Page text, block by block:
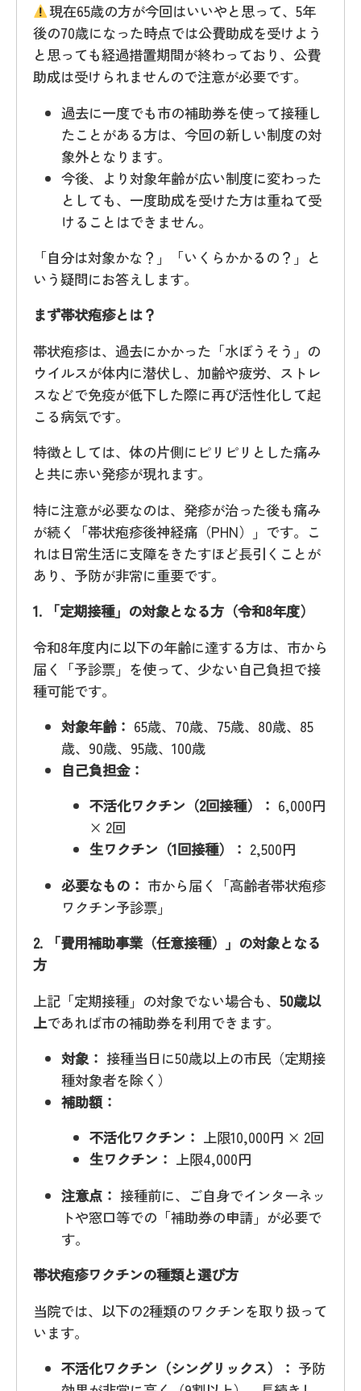
現在65歳の方が今回はいいやと思って、5年
後の70歳になった時点では公費助成を受けよう
と思っても経過措置期間が終わっており、公費
助成は受けられませんので注意が必要です。
過去に一度でも市の補助券を使って接種し
たことがある方は、今回の新しい制度の対
象外となります。
今後、より対象年齢が広い制度に変わった
としても、一度助成を受けた方は重ねて受
けることはできません。
「自分は対象かな？」「いくらかかるの？」と
いう疑問にお答えします。
まず帯状疱疹とは？
帯状疱疹は、過去にかかった「水ぼうそう」の
ウイルスが体内に潜伏し、加齢や疲労、ストレ
スなどで免疫が低下した際に再び活性化して起
こる病気です。
特徴としては、体の片側にピリピリとした痛み
と共に赤い発疹が現れます。
特に注意が必要なのは、発疹が治った後も痛み
が続く「帯状疱疹後神経痛（PHN）」です。こ
れは日常生活に支障をきたすほど長引くことが
あり、予防が非常に重要です。
1. 「定期接種」の対象となる方（令和8年度）
令和8年度内に以下の年齢に達する方は、市から
届く「予診票」を使って、少ない自己負担で接
種可能です。
対象年齢： 65歳、70歳、75歳、80歳、85
歳、90歳、95歳、100歳
自己負担金：
不活化ワクチン（2回接種）： 6,000円
× 2回
生ワクチン（1回接種）： 2,500円
必要なもの： 市から届く「高齢者帯状疱疹
ワクチン予診票」
2. 「費用補助事業（任意接種）」の対象となる
方
上記「定期接種」の対象でない場合も、 50歳以
上であれば市の補助券を利用できます。
対象： 接種当日に50歳以上の市民（定期接
種対象者を除く）
補助額：
不活化ワクチン： 上限10,000円 × 2回
生ワクチン： 上限4,000円
注意点： 接種前に、ご自身でインターネッ
トや窓口等での「補助券の申請」が必要で
す。
帯状疱疹ワクチンの種類と選び方
当院では、以下の2種類のワクチンを取り扱って
います。
不活化ワクチン（シングリックス）： 予防